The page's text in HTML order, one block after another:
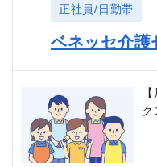
正社員/日勤帯
ベネッセ介護
ク